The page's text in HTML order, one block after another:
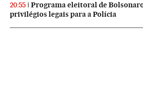
20:55
Programa eleitoral de
privilégios legais para a Polícia